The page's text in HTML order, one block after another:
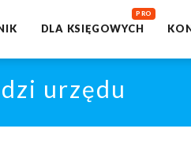
DLA KSIĘGOWYCH
urzędu